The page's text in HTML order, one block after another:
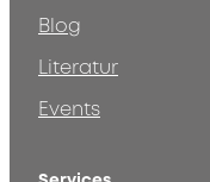
Blog
Literatur
Events